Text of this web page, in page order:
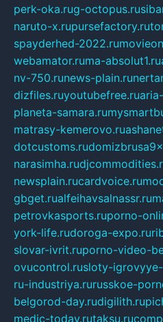
perk-oka.rug-octopus.ru
naruto-x.rupursefactory.ru
spayderhed-2022.ru
webamator.ruma-absolut1.ru
nv-750.runews-plain.ru
dizfiles.ruyoutubefree.ru
planeta-samara.ru
matrasy-kemerovo.ru
dotcustoms.ru
narasimha.ru
newsplain.rucardvoice.ru
gbget.rualfeihavsalnassr.ru
petrovkasports.ruporno-
york-life.rudoroga-expo.ru
slovar-ivrit.ruporno-video-
ovucontrol.rusloty-
ru-industriya.rurusskoe-
belgorod-day.rudigilith.ru
medic-today.rutaksu.ru